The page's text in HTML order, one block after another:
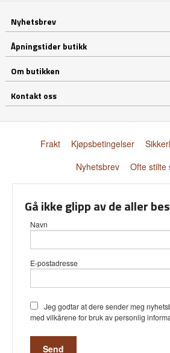
Nyhetsbrev
Åpningstider butikk
Om butikken
Kontakt oss
Frakt Kjøpsbetingelser
Nyhetsbrev
Ofte stilte
Vår nettbutikk bruker
bruker cookies hovedsaklig
innloggingsdetaljer og
Fortsett å bruke siden som
Gå ikke glipp av de aller
Navn
E-postadresse
Jeg godtar at dere sender meg
med vilkårene for bruk av personlig